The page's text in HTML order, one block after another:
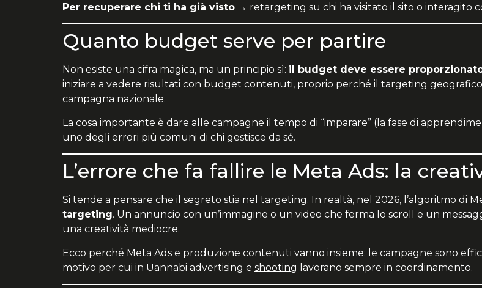
Per recuperare chi ti ha già visto → retargeting su chi ha visitato il sito o interagito
Quanto budget serve per partire
Non esiste una cifra magica, ma un principio sì: il budget deve essere
iniziare a vedere risultati con budget contenuti, proprio perché il targeting
campagna nazionale.
La cosa importante è dare alle campagne il tempo di “imparare” (la fase di
uno degli errori più comuni di chi gestisce da sé.
L’errore che fa fallire le Meta Ads: la
Si tende a pensare che il segreto stia nel targeting. In realtà, nel 2026, l’algoritmo di
targeting. Un annuncio con un’immagine o un video che ferma lo scroll e un
una creatività mediocre.
Ecco perché Meta Ads e produzione contenuti vanno insieme: le campagne sono
motivo per cui in Uannabi advertising e shooting lavorano sempre in coordinamento.